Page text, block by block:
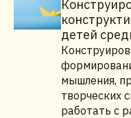
детей
мышления,
творческих
работать с